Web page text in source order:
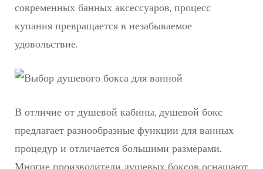
современных банных аксессуаров, процесс
купания превращается в незабываемое
удовольствие.
В отличие от душевой кабины, душевой бокс
предлагает разнообразные функции для ванных
процедур и отличается большими размерами.